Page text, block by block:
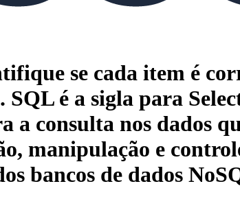
se cada item é
é a sigla para
consulta nos dados
manipulação e
bancos de dados